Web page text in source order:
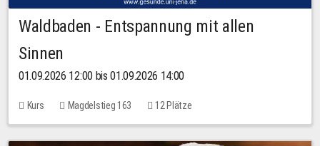
Waldbaden - Entspannung mit allen
Sinnen
01.09.2026 12:00 bis 01.09.2026 14:00
Kurs Magdelstieg 163 12 Plätze